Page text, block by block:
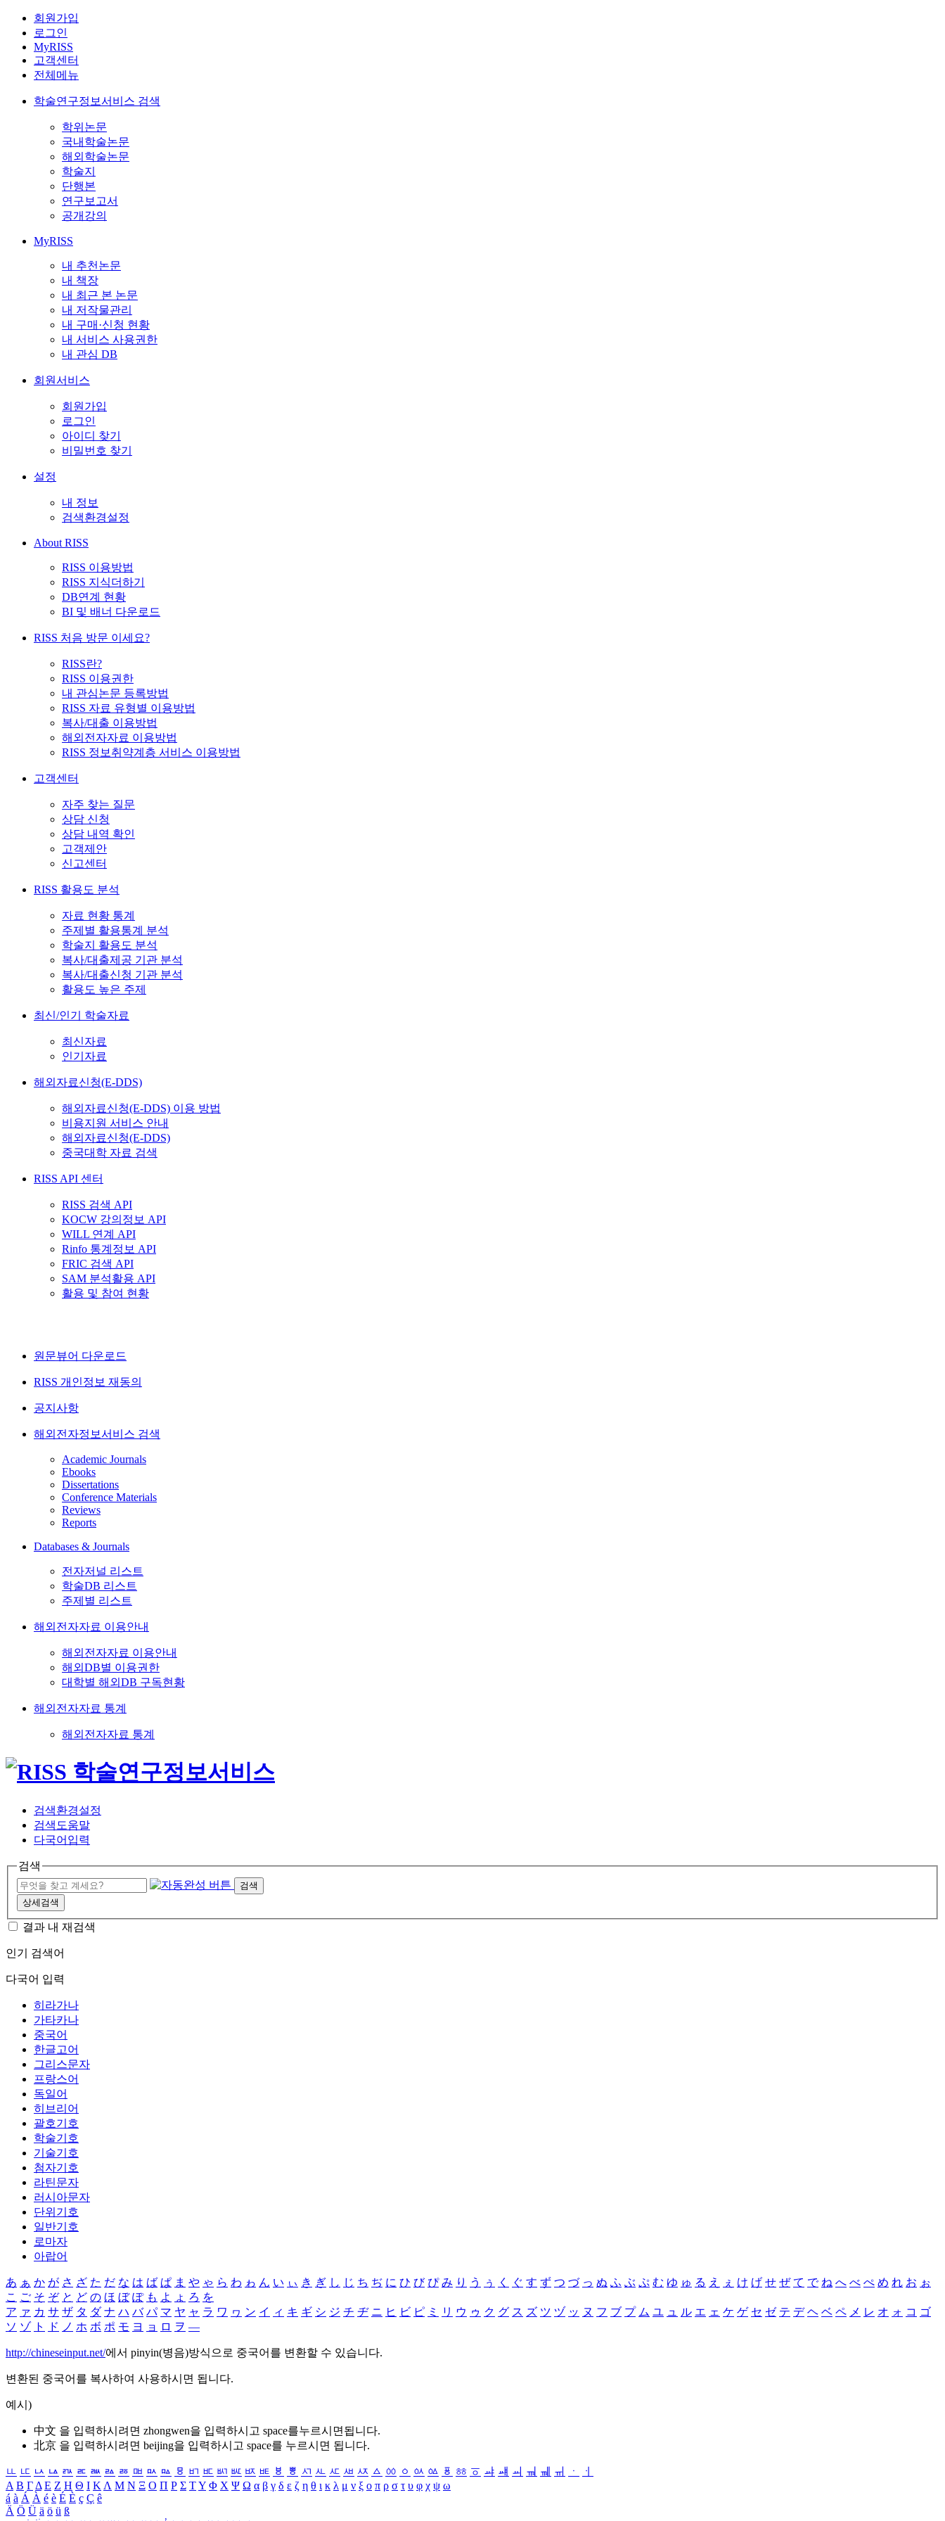
회원가입
로그인
MyRISS
고객센터
전체메뉴
학술연구정보서비스 검색
학위논문
국내학술논문
해외학술논문
학술지
단행본
연구보고서
공개강의
MyRISS
내 추천논문
내 책장
내 최근 본 논문
내 저작물관리
내 구매·신청 현황
내 서비스 사용권한
내 관심 DB
회원서비스
회원가입
로그인
아이디 찾기
비밀번호 찾기
설정
내 정보
검색환경설정
About RISS
RISS 이용방법
RISS 지식더하기
DB연계 현황
BI 및 배너 다운로드
RISS 처음 방문 이세요?
RISS란?
RISS 이용권한
내 관심논문 등록방법
RISS 자료 유형별 이용방법
복사/대출 이용방법
해외전자자료 이용방법
RISS 정보취약계층 서비스 이용방법
고객센터
자주 찾는 질문
상담 신청
상담 내역 확인
고객제안
신고센터
RISS 활용도 분석
자료 현황 통계
주제별 활용통계 분석
학술지 활용도 분석
복사/대출제공 기관 분석
복사/대출신청 기관 분석
활용도 높은 주제
최신/인기 학술자료
최신자료
인기자료
해외자료신청(E-DDS)
해외자료신청(E-DDS) 이용 방법
비용지원 서비스 안내
해외자료신청(E-DDS)
중국대학 자료 검색
RISS API 센터
RISS 검색 API
KOCW 강의정보 API
WILL 연계 API
Rinfo 통계정보 API
FRIC 검색 API
SAM 분석활용 API
활용 및 참여 현황
원문뷰어 다운로드
RISS 개인정보 재동의
공지사항
해외전자정보서비스 검색
Academic Journals
Ebooks
Dissertations
Conference Materials
Reviews
Reports
Databases & Journals
전자저널 리스트
학술DB 리스트
주제별 리스트
해외전자자료 이용안내
해외전자자료 이용안내
해외DB별 이용권한
대학별 해외DB 구독현황
해외전자자료 통계
해외전자자료 통계
검색환경설정
검색도움말
다국어입력
검색
검색
상세검색
결과 내 재검색
인기 검색어
다국어 입력
히라가나
가타카나
중국어
한글고어
그리스문자
프랑스어
독일어
히브리어
괄호기호
학술기호
기술기호
첨자기호
라틴문자
러시아문자
단위기호
일반기호
로마자
아랍어
あ ぁ か が さ ざ た だ な は ば ぱ ま や ゃ ら わ ゎ ん い ぃ き ぎ し じ ち ぢ に ひ び ぴ み り う ぅ く ぐ す ず つ づ っ ぬ ふ ぶ ぷ む ゆ ゅ る え ぇ け げ せ ぜ て で ね へ べ ぺ め れ お ぉ
こ ご そ ぞ と ど の ほ ぼ ぽ も よ ょ ろ を
ア ァ カ サ ザ タ ダ ナ ハ バ パ マ ヤ ャ ラ ワ ヮ ン イ ィ キ ギ シ ジ チ ヂ ニ ヒ ビ ピ ミ リ ウ ゥ ク グ ス ズ ツ ヅ ッ ヌ フ ブ プ ム ユ ュ ル エ ェ ケ ゲ セ ゼ テ デ ヘ ベ ペ メ レ オ ォ コ ゴ
ソ ゾ ト ド ノ ホ ボ ポ モ ヨ ョ ロ ヲ ―
http://chineseinput.net/에서 pinyin(병음)방식으로 중국어를 변환할 수 있습니다.
변환된 중국어를 복사하여 사용하시면 됩니다.
예시)
中文 을 입력하시려면 zhongwen을 입력하시고 space를누르시면됩니다.
北京 을 입력하시려면 beijing을 입력하시고 space를 누르시면 됩니다.
ㅥ ㅦ ㅧ ㅨ ㅩ ㅪ ㅫ ㅬ ㅭ ㅮ ㅯ ㅰ ㅱ ㅲ ㅳ ㅴ ㅵ ㅶ ㅷ ㅸ ㅹ ㅺ ㅻ ㅼ ㅽ ㅾ ㅿ ㆀ ㆁ ㆂ ㆃ ㆄ ㆅ ㆆ ㆇ ㆈ ㆉ ㆊ ㆋ ㆌ ㆍ
ㆎ
Α Β ΓΔ Ε Ζ Η Θ Ι ΚΛ Μ Ν Ξ Ο Π Ρ Σ ΤΥ Φ Χ Ψ Ω α β γ δ ε ζ η θ ι κ λ μ ν ξ ο π ρ σ τ υ φ χ ψ ω
á à Á À é è É È ç Ç ê
Ä Ö Ü ä ö ü ß